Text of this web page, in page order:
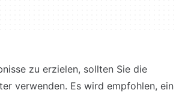
zu erzielen, sollten Sie die
verwenden. Es wird empfohlen, ein